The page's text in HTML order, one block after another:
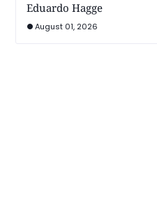
Eduardo Hagge
August 01, 2026